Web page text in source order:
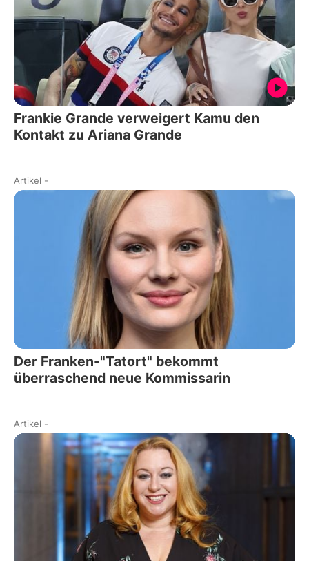
Frankie Grande verweigert Kamu den
Kontakt zu Ariana Grande
Artikel -
Der Franken-"Tatort" bekommt
überraschend neue Kommissarin
Artikel -